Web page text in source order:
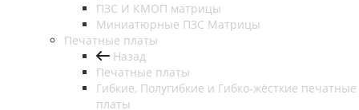
ПЗС И КМОП матрицы
Миниатюрные ПЗС Матрицы
Печатные платы
Назад
Печатные платы
Гибкие, Полугибкие и Гибко-жёсткие печатные
платы